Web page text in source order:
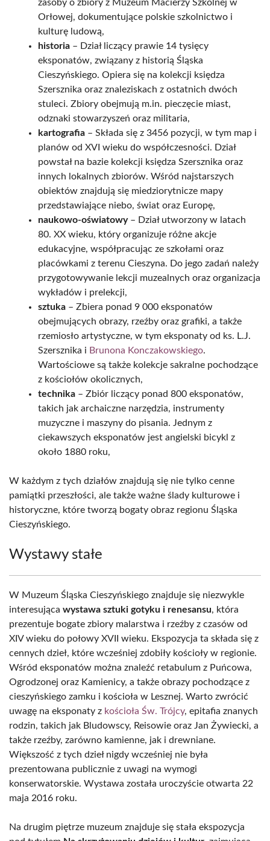
zasoby o zbiory z Muzeum Macierzy Szkolnej w
Orłowej, dokumentujące polskie szkolnictwo i
kulturę ludową,
historia – Dział liczący prawie 14 tysięcy
eksponatów, związany z historią Śląska
Cieszyńskiego. Opiera się na kolekcji księdza
Szersznika oraz znaleziskach z ostatnich dwóch
stuleci. Zbiory obejmują m.in. pieczęcie miast,
odznaki stowarzyszeń oraz militaria,
kartografia – Składa się z 3456 pozycji, w tym map i
planów od XVI wieku do współczesności. Dział
powstał na bazie kolekcji księdza Szersznika oraz
innych lokalnych zbiorów. Wśród najstarszych
obiektów znajdują się miedziorytnicze mapy
przedstawiające niebo, świat oraz Europę,
naukowo-oświatowy– Dział utworzony w latach
80. XX wieku, który organizuje różne akcje
edukacyjne, współpracując ze szkołami oraz
placówkami z terenu Cieszyna. Do jego zadań należy
przygotowywanie lekcji muzealnych oraz organizacja
wykładów i prelekcji,
sztuka – Zbiera ponad 9 000 eksponatów
obejmujących obrazy, rzeźby oraz grafiki, a także
rzemiosło artystyczne, w tym eksponaty od ks. L.J.
Szersznika i Brunona Konczakowskiego.
Wartościowe są także kolekcje sakralne pochodzące
z kościołów okolicznych,
technika – Zbiór liczący ponad 800 eksponatów,
takich jak archaiczne narzędzia, instrumenty
muzyczne i maszyny do pisania. Jednym z
ciekawszych eksponatów jest angielski bicykl z
około 1880 roku,
W każdym z tych działów znajdują się nie tylko cenne
pamiątki przeszłości, ale także ważne ślady kulturowe i
historyczne, które tworzą bogaty obraz regionu Śląska
Cieszyńskiego.
Wystawy stałe
W Muzeum Śląska Cieszyńskiego znajduje się niezwykle
interesująca wystawa sztuki gotyku i renesansu, która
prezentuje bogate zbiory malarstwa i rzeźby z czasów od
XIV wieku do połowy XVII wieku. Ekspozycja ta składa się z
cennych dzieł, które wcześniej zdobiły kościoły w regionie.
Wśród eksponatów można znaleźć retabulum z Puńcowa,
Ogrodzonej oraz Kamienicy, a także obrazy pochodzące z
cieszyńskiego zamku i kościoła w Lesznej. Warto zwrócić
uwagę na eksponaty z kościoła Św. Trójcy, epitafia znanych
rodzin, takich jak Bludowscy, Reisowie oraz Jan Żywiecki, a
także rzeźby, zarówno kamienne, jak i drewniane.
Większość z tych dzieł nigdy wcześniej nie była
prezentowana publicznie z uwagi na wymogi
konserwatorskie. Wystawa została uroczyście otwarta 22
maja 2016 roku.
Na drugim piętrze muzeum znajduje się stała ekspozycja